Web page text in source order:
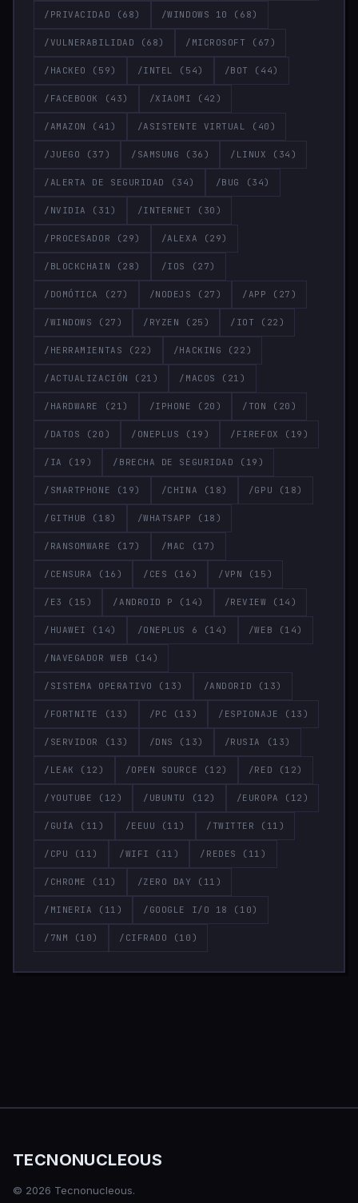
/PRIVACIDAD (68) /WINDOWS 10 (68)
/VULNERABILIDAD (68) /MICROSOFT (67)
/HACKEO (59) /INTEL (54) /BOT (44)
/FACEBOOK (43) /XIAOMI (42)
/AMAZON (41) /ASISTENTE VIRTUAL (40)
/JUEGO (37) /SAMSUNG (36) /LINUX (34)
/ALERTA DE SEGURIDAD (34) /BUG (34)
/NVIDIA (31) /INTERNET (30)
/PROCESADOR (29) /ALEXA (29)
/BLOCKCHAIN (28) /IOS (27)
/DOMÓTICA (27) /NODEJS (27) /APP (27)
/WINDOWS (27) /RYZEN (25) /IOT (22)
/HERRAMIENTAS (22) /HACKING (22)
/ACTUALIZACIÓN (21) /MACOS (21)
/HARDWARE (21) /IPHONE (20) /TON (20)
/DATOS (20) /ONEPLUS (19) /FIREFOX (19)
/IA (19) /BRECHA DE SEGURIDAD (19)
/SMARTPHONE (19) /CHINA (18) /GPU (18)
/GITHUB (18) /WHATSAPP (18)
/RANSOMWARE (17) /MAC (17)
/CENSURA (16) /CES (16) /VPN (15)
/E3 (15) /ANDROID P (14) /REVIEW (14)
/HUAWEI (14) /ONEPLUS 6 (14) /WEB (14)
/NAVEGADOR WEB (14)
/SISTEMA OPERATIVO (13) /ANDORID (13)
/FORTNITE (13) /PC (13) /ESPIONAJE (13)
/SERVIDOR (13) /DNS (13) /RUSIA (13)
/LEAK (12) /OPEN SOURCE (12) /RED (12)
/YOUTUBE (12) /UBUNTU (12) /EUROPA (12)
/GUÍA (11) /EEUU (11) /TWITTER (11)
/CPU (11) /WIFI (11) /REDES (11)
/CHROME (11) /ZERO DAY (11)
/MINERIA (11) /GOOGLE I/O 18 (10)
/7NM (10) /CIFRADO (10)
TECNONUCLEOUS
© 2026 Tecnonucleous.